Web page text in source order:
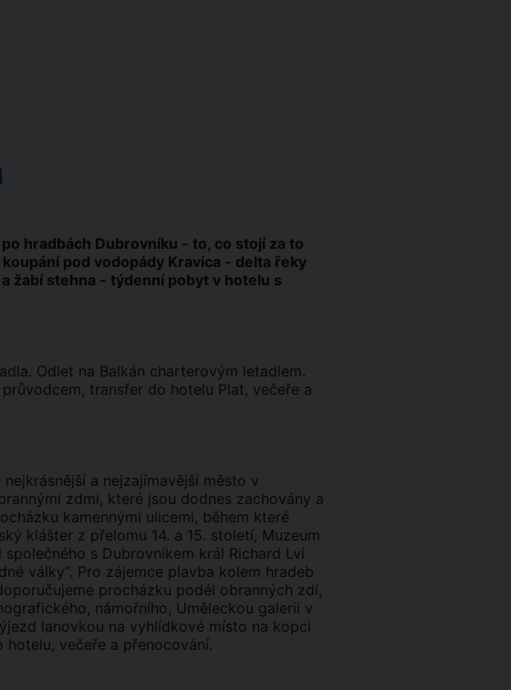
hradbách Dubrovníku - to, co stojí za to
pod vodopády Kravica - delta řeky
žabí stehna - týdenní pobyt v hotelu s
Odlet na Balkán charterovým letadlem.
transfer do hotelu Plat, večeře a
a nejzajímavější město v
zdmi, které jsou dodnes zachovány a
kamennými ulicemi, během které
klášter z přelomu 14. a 15. století, Muzeum
s Dubrovníkem král Richard Lví
války“. Pro zájemce plavba kolem hradeb
procházku podél obranných zdí,
námořního, Uměleckou galerii v
lanovkou na vyhlídkové místo na kopci
večeře a přenocování.